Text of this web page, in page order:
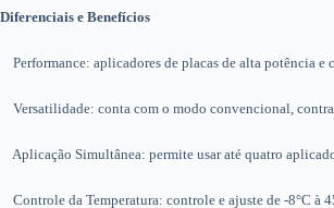
Diferenciais e Benefícios
Performance: aplicadores de placas de alta potência
Versatilidade: conta com o modo convencional,
Aplicação Simultânea: permite usar até quatro
Controle da Temperatura: controle e ajuste de -8°C à